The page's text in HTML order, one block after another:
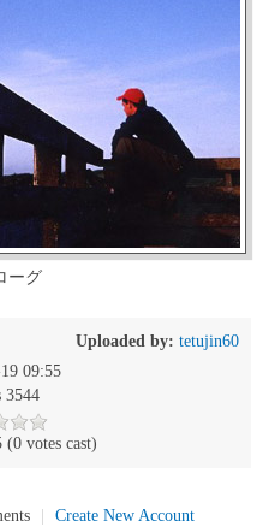
ーグ
Uploaded by: tetujin60
09:55
3544
votes cast)
Create New Account